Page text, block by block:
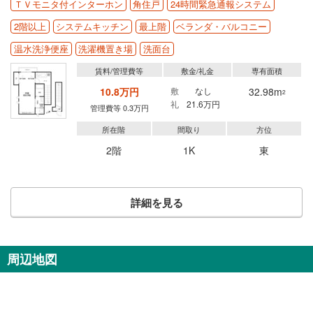
ＴＶモニタ付インターホン
角住戸
24時間緊急通報システム
2階以上
システムキッチン 最上階
ベランダ・バルコニー
温水洗浄便座
洗濯機置き場 洗面台
賃料/管理費等
10.8万円
管理費等 0.3万円
敷金/礼金
敷
なし
礼
21.6万円
専有面積
32.98m2
所在階
2階
間取り
1K
方位
東
詳細を見る
周辺地図